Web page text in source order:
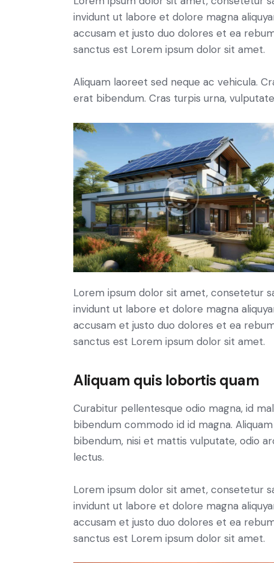
invidunt ut labore et dolore magna
accusam et justo duo dolores et ea
sanctus est Lorem ipsum dolor sit amet.
Aliquam laoreet sed neque ac vehicula.
erat bibendum. Cras turpis urna,
Lorem ipsum dolor sit amet, consetetur
invidunt ut labore et dolore magna
accusam et justo duo dolores et ea
sanctus est Lorem ipsum dolor sit amet.
Aliquam quis lobortis quam
Curabitur pellentesque odio magna, id
bibendum commodo id id magna.
bibendum, nisi et mattis vulputate, odio
lectus.
Lorem ipsum dolor sit amet, consetetur
invidunt ut labore et dolore magna
accusam et justo duo dolores et ea
sanctus est Lorem ipsum dolor sit amet.